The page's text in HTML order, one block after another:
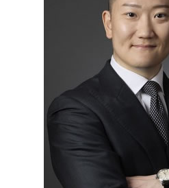
借金 過払い金 期間
残業 未払い 請求
企業 法務 部
架空請求 港区 相談
通販 詐欺 23区 弁護士
マルチ商法 全国 相談
個人再生 港区 相談
不当請求 港区 弁護士
不当請求 東京都 弁護士
契約書作成 全国 弁護士
過払い金請求 港区 相談
破産 問題 全国 弁護士
架空請求 全国 弁護士